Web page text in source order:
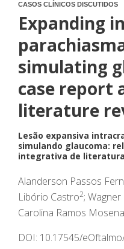
CASOS CLÍNICOS DISCUTIDOS
Expanding
simulating
case report
literature
Lesão expansiva
simulando glaucoma:
integrativa de literatura
Alanderson Passos
Libório Castro2;
Carolina Ramos
DOI: 10.17545/